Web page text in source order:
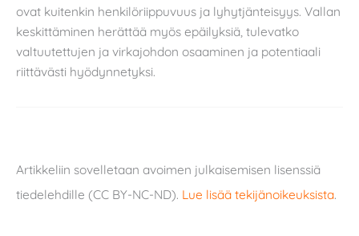
ovat kuitenkin henkilöriippuvuus ja lyhytjänteisyys. Vallan
keskittäminen herättää myös epäilyksiä, tulevatko
valtuutettujen ja virkajohdon osaaminen ja potentiaali
riittävästi hyödynnetyksi.
Artikkeliin sovelletaan avoimen julkaisemisen lisenssiä
tiedelehdille (CC BY-NC-ND). Lue lisää tekijänoikeuksista.